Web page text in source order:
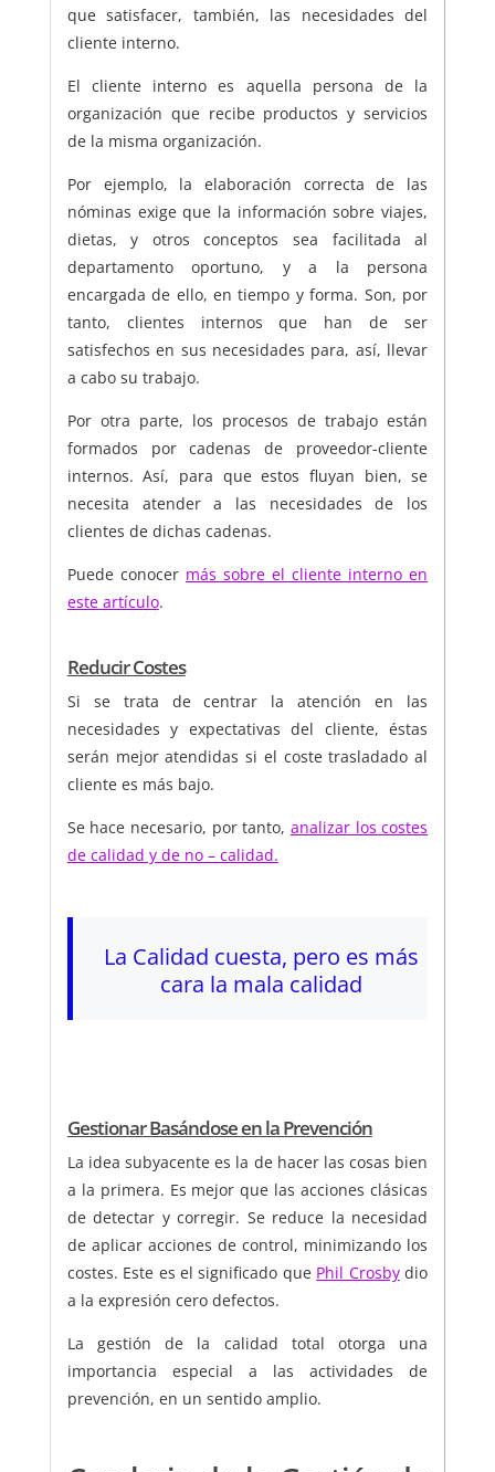
que satisfacer, también, las necesidades del
cliente interno.
El cliente interno es aquella persona de la
organización que recibe productos y servicios
de la misma organización.
Por ejemplo, la elaboración correcta de las
nóminas exige que la información sobre viajes,
dietas, y otros conceptos sea facilitada al
departamento oportuno, y a la persona
encargada de ello, en tiempo y forma. Son, por
tanto, clientes internos que han de ser
satisfechos en sus necesidades para, así, llevar
a cabo su trabajo.
Por otra parte, los procesos de trabajo están
formados por cadenas de proveedor-cliente
internos. Así, para que estos fluyan bien, se
necesita atender a las necesidades de los
clientes de dichas cadenas.
Puede conocer más sobre el cliente interno en
este artículo.
Reducir Costes
Si se trata de centrar la atención en las
necesidades y expectativas del cliente, éstas
serán mejor atendidas si el coste trasladado al
cliente es más bajo.
Se hace necesario, por tanto, analizar los costes
de calidad y de no – calidad.
La Calidad cuesta, pero es más
cara la mala calidad
Gestionar Basándose en la Prevención
La idea subyacente es la de hacer las cosas bien
a la primera. Es mejor que las acciones clásicas
de detectar y corregir. Se reduce la necesidad
de aplicar acciones de control, minimizando los
costes. Este es el significado que Phil Crosbydio
a la expresión cero defectos.
La gestión de la calidad total otorga una
importancia especial a las actividades de
prevención, en un sentido amplio.